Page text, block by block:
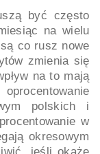
być często
na wielu
co rusz nowe
zmienia się
na to mają
polskich i
w
okresowym